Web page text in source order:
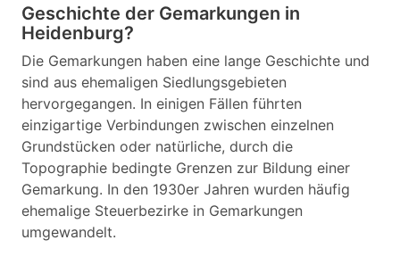
Geschichte der Gemarkungen in
Heidenburg?
Die Gemarkungen haben eine lange Geschichte und
sind aus ehemaligen Siedlungsgebieten
hervorgegangen. In einigen Fällen führten
einzigartige Verbindungen zwischen einzelnen
Grundstücken oder natürliche, durch die
Topographie bedingte Grenzen zur Bildung einer
Gemarkung. In den 1930er Jahren wurden häufig
ehemalige Steuerbezirke in Gemarkungen
umgewandelt.